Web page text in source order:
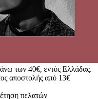
των 40€, εντός Ελλάδας.
αποστολής από 13€
πελατών